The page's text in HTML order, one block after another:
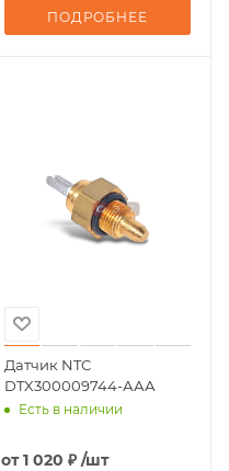
ПОДРОБНЕЕ
Датчик NTC
DTX300009744-ААА
Есть в наличии
от1 020 ₽ /шт